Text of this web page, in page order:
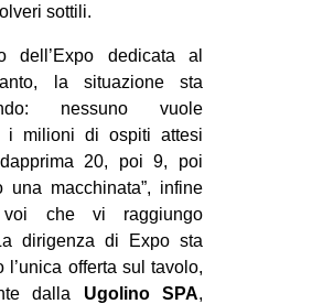
sottili.
dell’Expo dedicata al
la situazione sta
nessuno vuole
i milioni di ospiti attesi
20, poi 9, poi
una macchinata”, infine
voi che vi raggiungo
dirigenza di Expo sta
l’unica offerta sul tavolo,
dalla Ugolino SPA,